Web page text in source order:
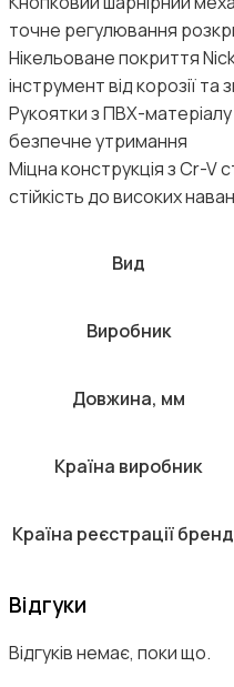
точне регулювання
Нікельоване покриття
інструмент від корозії та
Рукоятки з ПВХ-
безпечне утримання
Міцна конструкція з Cr-V
стійкість до високих
Вид
Виробник
Довжина, мм
Країна виробник
Країна реєстрації
Відгуки
Відгуків немає, поки що.